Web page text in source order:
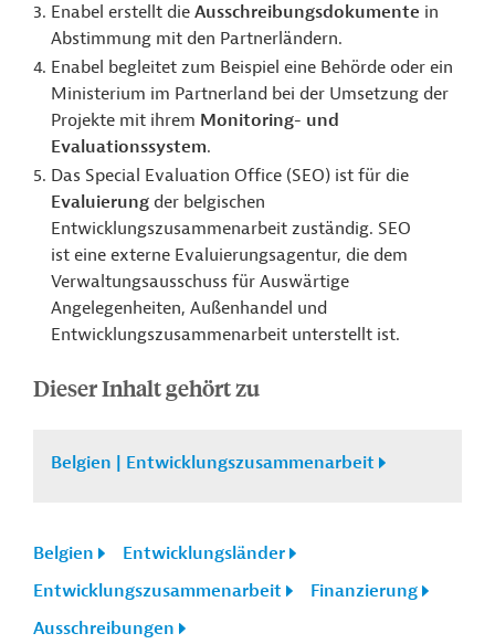
Enabel erstellt die Ausschreibungsdokumente in
Abstimmung mit den Partnerländern.
Enabel begleitet zum Beispiel eine Behörde oder ein
Ministerium im Partnerland bei der Umsetzung der
Projekte mit ihrem Monitoring- und
Evaluationssystem.
Das Special Evaluation Office (SEO) ist für die
Evaluierung der belgischen
Entwicklungszusammenarbeit zuständig. SEO
ist eine externe Evaluierungsagentur, die dem
Verwaltungsausschuss für Auswärtige
Angelegenheiten, Außenhandel und
Entwicklungszusammenarbeit unterstellt ist.
Dieser Inhalt gehört zu
Belgien | Entwicklungszusammenarbeit
Belgien
Entwicklungsländer
Entwicklungszusammenarbeit
Finanzierung
Ausschreibungen